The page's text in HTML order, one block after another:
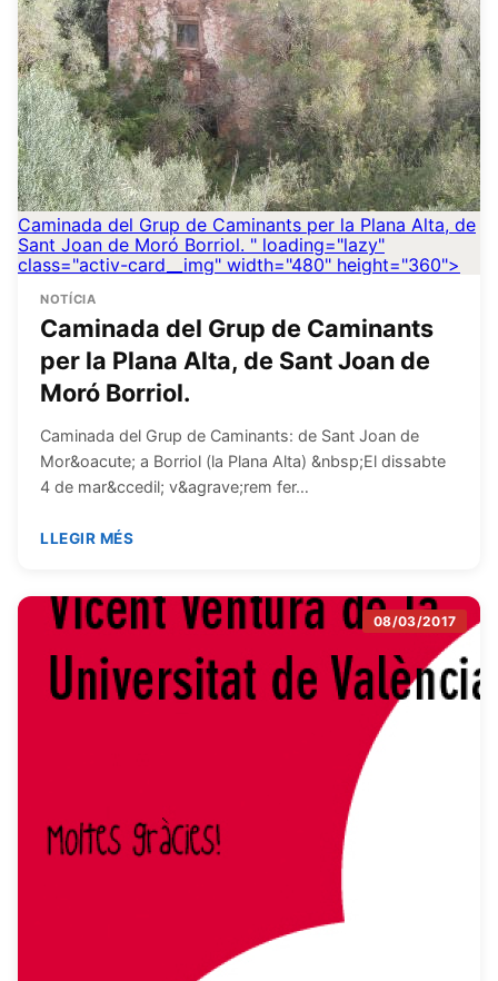
Caminada del Grup de Caminants per la Plana Alta, de
Sant Joan de Moró Borriol. " loading="lazy"
class="activ-card__img" width="480" height="360">
NOTÍCIA
Caminada del Grup de Caminants
per la Plana Alta, de Sant Joan de
Moró Borriol.
Caminada del Grup de Caminants: de Sant Joan de
Mor&oacute; a Borriol (la Plana Alta) &nbsp;El dissabte
4 de mar&ccedil; v&agrave;rem fer…
LLEGIR MÉS
08/03/2017